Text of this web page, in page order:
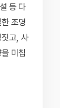
등 다
조명
고, 사
미칩